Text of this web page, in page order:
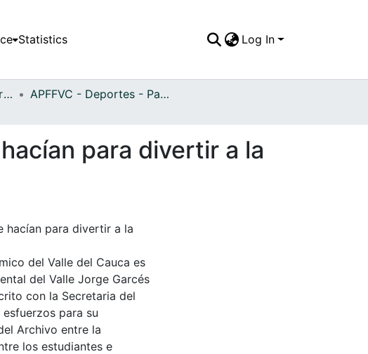
Statistics Log In
La Educación y el Deporte
APFFVC - Deportes - Patrimonial
para divertir a la
hacían para divertir a la
del Valle del Cauca es
del Valle Jorge Garcés
con la Secretaria del
para su
Archivo entre la
los estudiantes e